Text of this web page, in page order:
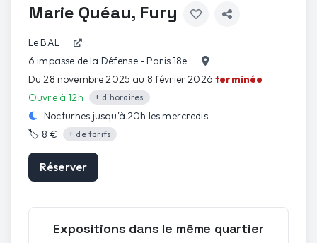
Marie Quéau, Fury
Le BAL
6 impasse de la Défense - Paris 18e
Du 28 novembre 2025 au 8 février 2026terminée
Ouvre à 12h
+ d'horaires
Nocturnes jusqu'à20h les mercredis
🏷️ 8 € + de tarifs
Réserver
Expositions dans le même quartier